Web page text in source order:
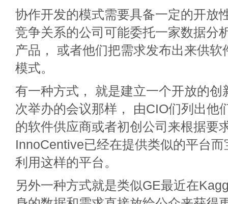
协作开发的模式需要具备一定的开放
竞争关系的公司可能委托一家数据分
产品， 或者他们把需求发布出来供软
模式。
有一种方式， 就是建立一个开放的创
次举办的会议那样， 由CIO们列出他
的软件供应商或者初创公司来根据要
InnoCentive已经在提供类似的平台
利用这样的平台。
另外一种方式就是类似GE最近在